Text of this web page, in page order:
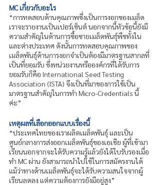
MC เกี่ยวกับอะไร
“การทดสอบด้านคุณภาพซึ่งเป็นการงอกของเมล็ด
เราจะรายงานเป็นเปอร์เซ็นต์ นอกจากนี้หัวข้อนี้ยังมี
ความสำคัญในด้านการซื้อขายเมล็ดพันธุ์พืชทั้งใน
และต่างประเทศ ดังนั้นการทดสอบคุณภาพของ
เมล็ดพันธุ์ด้านการงอกจำเป็นต้องมีมาตรฐานสากลที่
เป็นที่ยอมรับ ซึ่งหน่วยงานหรือองค์กรที่ได้รับการ
ยอมรับก็คือ International Seed Testing
Association (ISTA) จึงเป็นที่มาของการใช้เป็น
มาตรฐานสำคัญในการทำ Micro-Credentials นี้
ค่ะ”
เหตุผลที่เลือกออกแบบเรื่องนี้
“ประเทศไทยของเราผลิตเมล็ดพันธุ์ และเป็น
ศูนย์กลางการส่งออกเมล็ดพันธุ์ของเอเชีย ผู้ที่เข้ามา
เรียนนอกจากจะได้รับความรู้แล้วยังได้ใบรับรองเมื่อ
ทำ MC ผ่าน ยังสามารถนำไปใช้ในการสมัครงานได้
แม้ว่าทางด้านเมล็ดพันธุ์จะได้รับความสนใจจากผู้
เรียนลดลง แต่ความต้องการยังมีอยู่สูง”